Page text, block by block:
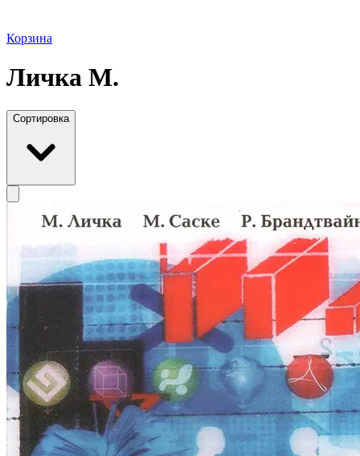
Корзина
Личка М.
Сортировка